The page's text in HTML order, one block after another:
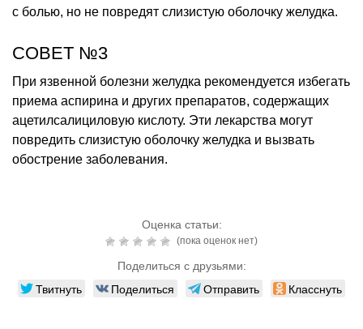
с болью, но не повредят слизистую оболочку желудка.
СОВЕТ №3
При язвенной болезни желудка рекомендуется избегать
приема аспирина и других препаратов, содержащих
ацетилсалициловую кислоту. Эти лекарства могут
повредить слизистую оболочку желудка и вызвать
обострение заболевания.
Оценка статьи:
(пока оценок нет)
Поделиться с друзьями:
Твитнуть Поделиться Отправить Класснуть